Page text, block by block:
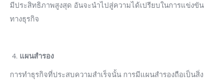
มีประสิทธิภาพสูงสุด อันจะนำไปสู่ความได้เปรียบในการแข่งขัน
ทางธุรกิจ
แผนสำรอง
การทำธุรกิจที่ประสบความสำเร็จนั้น การมีแผนสำรองถือเป็นสิ่ง